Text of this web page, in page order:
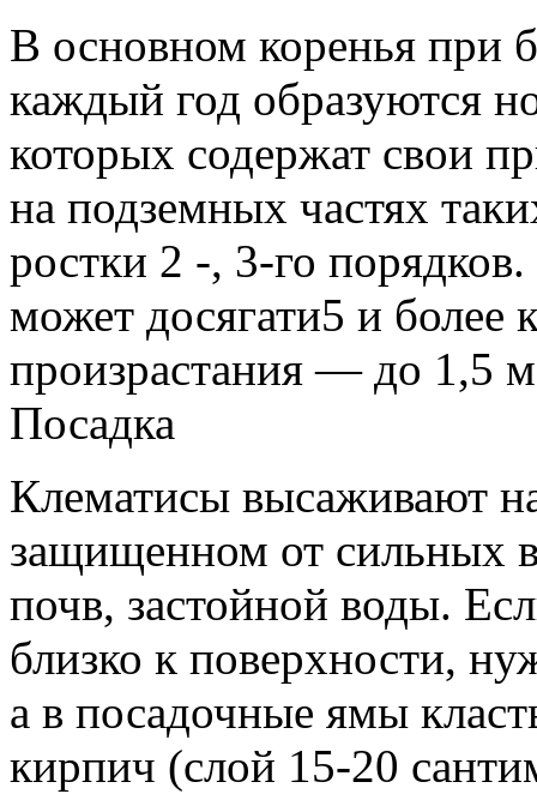
В основном коренья при
каждый год образуются
которых содержат свои
на подземных частях
ростки 2 -, 3-го
может досягати5 и более
произрастания — до 1,5
Посадка
Клематисы высаживают
защищенном от сильных
почв, застойной воды.
близко к поверхности,
а в посадочные ямы
кирпич (слой 15-20